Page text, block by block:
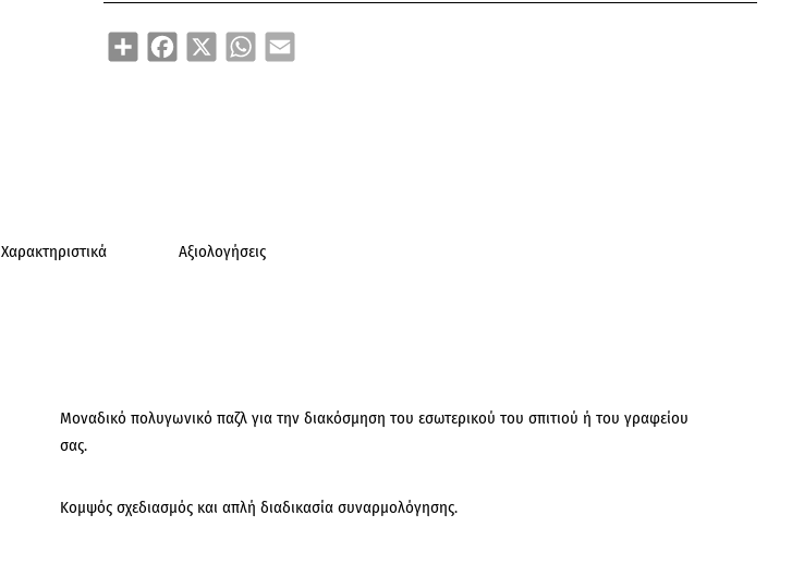
Share Facebook
X WhatsAppEmail
Χαρακτηριστικά Αξιολογήσεις
Μοναδικό πολυγωνικό παζλ για την διακόσμηση του εσωτερικού του σπιτιού ή του γραφείου
σας.
Κομψός σχεδιασμός και απλή διαδικασία συναρμολόγησης.